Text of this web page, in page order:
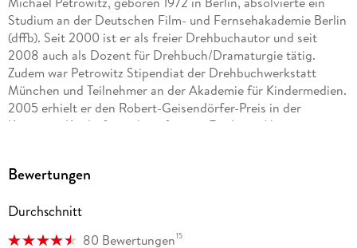
Studium an der Deutschen Film- und Fernsehakademie Berlin
(dffb). Seit 2000 ist er als freier Drehbuchautor und seit
2008 auch als Dozent für Drehbuch/Dramaturgie tätig.
Zudem war Petrowitz Stipendiat der Drehbuchwerkstatt
München und Teilnehmer an der Akademie für Kindermedien.
2005 erhielt er den Robert-Geisendörfer-Preis in der
Kategorie Kinderfernsehen, für sein Erstleser-Abenteuer
lebt zusammen mit fünf Kindern, vier Schildkröten, drei
Bewertungen
Durchschnitt
80 Bewertungen15